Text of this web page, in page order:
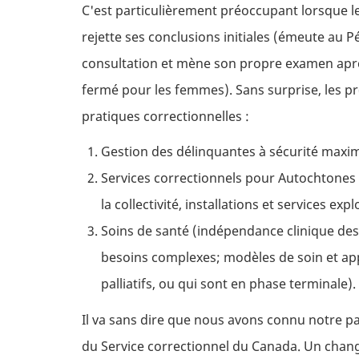
C'est particulièrement préoccupant lorsque
rejette ses conclusions initiales (émeute au
consultation et mène son propre examen
fermé pour les femmes). Sans surprise, les
pratiques correctionnelles :
Gestion des délinquantes à sécurité
Services correctionnels pour
la collectivité, installations et services
Soins de santé (indépendance clinique
besoins complexes; modèles de soin et
palliatifs, ou qui sont en phase terminale).
Il va sans dire que nous avons connu notre
du Service correctionnel du Canada. Un